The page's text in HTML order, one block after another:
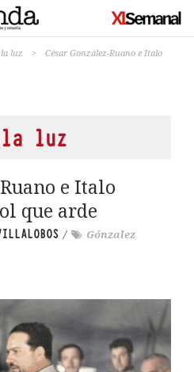
luz >
César González-Ruano e Italo
la luz
e Italo
que arde
/
Gónzalez